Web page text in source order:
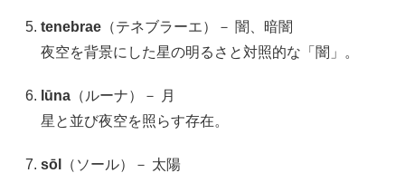
tenebrae （テネブラーエ）－ 闇、暗闇
夜空を背景にした星の明るさと対照的な「闇」。
lūna （ルーナ）－ 月
星と並び夜空を照らす存在。
sōl
（ソール）－ 太陽